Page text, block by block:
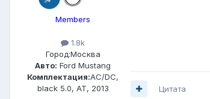
Members
1.8k
Город:Москва
Авто: Ford Mustang
Комплектация:AC/DC,
black 5.0, AT, 2013
Цитата